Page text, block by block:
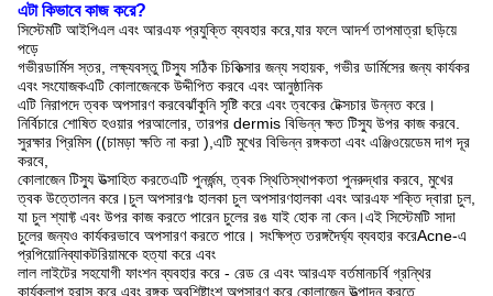
এটা কিভাবে কাজ করে?
সিস্টেমটি আইপিএল এবং আরএফ প্রযুক্তি ব্যবহার করে,যার ফলে আদর্শ তাপমাত্রা ছড়িয়ে
পড়ে
গভীরডার্মিস স্তর, লক্ষ্যবস্তু টিস্যু সঠিক চিকিত্সার জন্য সহায়ক, গভীর ডার্মিসের জন্য কার্যকর
এবং সংযোজকএটি কোলাজেনকে উদ্দীপিত করবে এবং আনুষ্ঠানিক
এটি নিরাপদে ত্বক অপসারণ করবেঝাঁকুনি সৃষ্টি করে এবং ত্বকের টেক্সচার উন্নত করে।
নির্বিচারে শোষিত হওয়ার পরআলোর, তারপর dermis বিভিন্ন ক্ষত টিস্যু উপর কাজ করবে.
সুরক্ষার প্রিমিস ((চামড়া ক্ষতি না করা ), এটি মুখের বিভিন্ন রঙ্গকতা এবং এঞ্জিওয়েডেম দাগ দূর
করবে,
কোলাজেন টিস্যু উত্সাহিত করতেএটি পুনর্জন্ম, ত্বক স্থিতিস্থাপকতা পুনরুদ্ধার করবে, মুখের
ত্বক উত্তোলন করে।চুল অপসারণঃ হালকা চুল অপসারণহালকা এবং আরএফ শক্তি দ্বারা চুল,
যা চুল শ্যাফ্ট এবং উপর কাজ করতে পারেন চুলের রঙ যাই হোক না কেন।এই সিস্টেমটি সাদা
চুলের জন্যও কার্যকরভাবে অপসারণ করতে পারে। সংক্ষিপ্ত তরঙ্গদৈর্ঘ্য ব্যবহার করেAcne-এ
প্রপিয়োনিব্যাকটরিয়ামকে হত্যা করে এবং
লাল লাইটের সহযোগী ফাংশন ব্যবহার করে - রেড রে এবং আরএফ বর্তমানচর্বি গ্রন্থির
কার্যকলাপ হ্রাস করে এবং রঙ্গক অবশিষ্টাংশ অপসারণ করে, কোলাজেন উত্পাদন করতে